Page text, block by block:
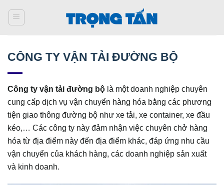
qua
CÔNG TY VẬN TẢI ĐƯỜNG BỘ
Công ty vận tải đường bộ là một doanh nghiệp chuyên
cung cấp dịch vụ vận chuyển hàng hóa bằng các phương
tiện giao thông đường bộ như xe tải, xe container, xe đầu
kéo,… Các công ty này đảm nhận việc chuyên chở hàng
hóa từ địa điểm này đến địa điểm khác, đáp ứng nhu cầu
vận chuyển của khách hàng, các doanh nghiệp sản xuất
và kinh doanh.